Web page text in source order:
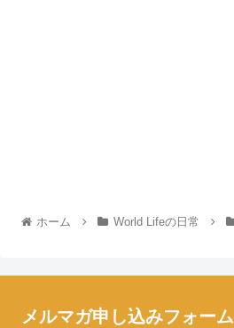
ホーム World Lifeの日常
メルマガ申し込みフォーム